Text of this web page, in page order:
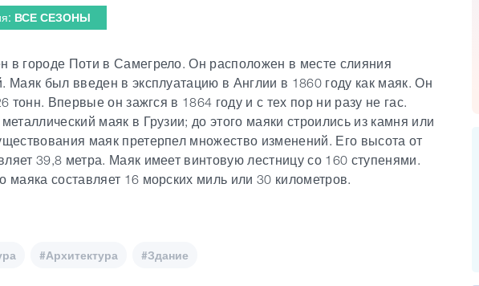
ВСЕ СЕЗОНЫ
в городе Поти в Самегрело. Он расположен в месте слияния
Маяк был введен в эксплуатацию в Англии в 1860 году как маяк. Он
тонн. Впервые он зажгся в 1864 году и с тех пор ни разу не гас.
маяк в Грузии; до этого маяки строились из камня или
маяк претерпел множество изменений. Его высота от
39,8 метра. Маяк имеет винтовую лестницу со 160 ступенями.
маяка составляет 16 морских миль или 30 километров.
#Архитектура #Здание